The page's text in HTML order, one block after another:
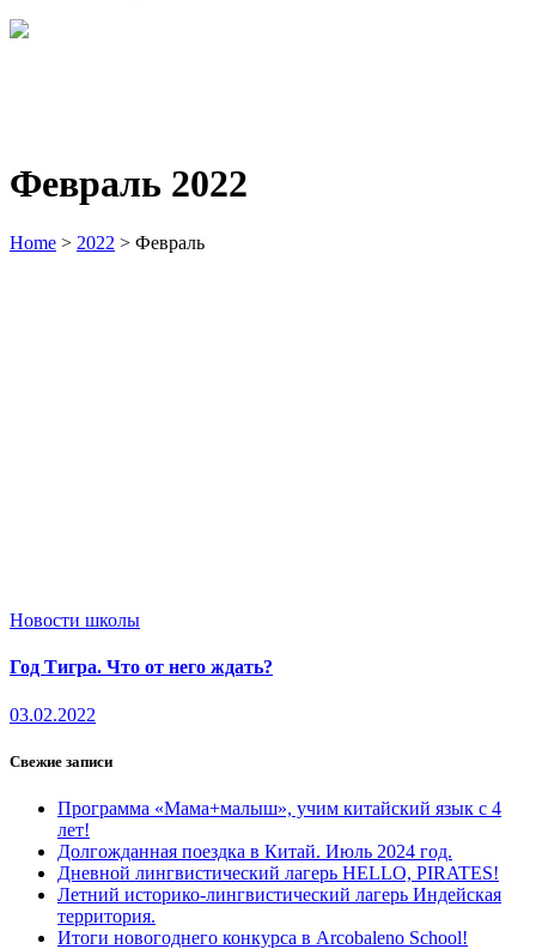
Февраль 2022
Home > 2022 > Февраль
Новости школы
Год Тигра. Что от него ждать?
03.02.2022
Свежие записи
Программа «Мама+малыш», учим китайский язык с 4
лет!
Долгожданная поездка в Китай. Июль 2024 год.
Дневной лингвистический лагерь HELLO, PIRATES!
Летний историко-лингвистический лагерь Индейская
территория.
Итоги новогоднего конкурса в Arcobaleno School!